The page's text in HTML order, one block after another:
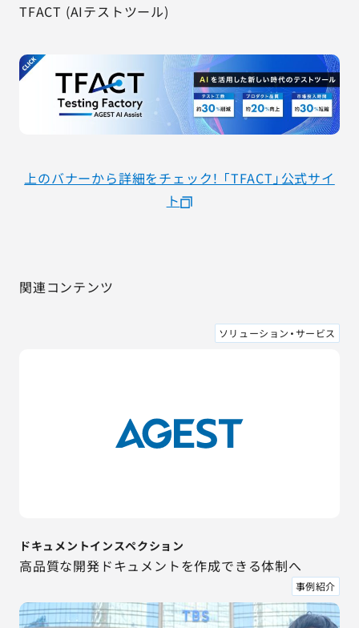
TFACT (AIテストツール)
上のバナーから詳細をチェック！ 「TFACT」公式サイ
ト
関連コンテンツ
ソリューション・サービス
ドキュメントインスペクション
高品質な開発ドキュメントを作成できる体制へ
事例紹介